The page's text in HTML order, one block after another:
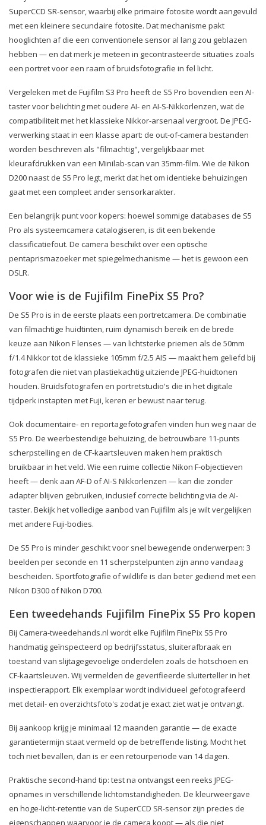
SuperCCD SR-sensor, waarbij elke primaire fotosite wordt aangevuld
met een kleinere secundaire fotosite. Dat mechanisme pakt
hooglichten af die een conventionele sensor al lang zou geblazen
hebben — en dat merk je meteen in gecontrasteerde situaties zoals
een portret voor een raam of bruidsfotografie in fel licht.
Vergeleken met de Fujifilm S3 Pro heeft de S5 Pro bovendien een AI-
taster voor belichting met oudere AI- en AI-S-Nikkorlenzen, wat de
compatibiliteit met het klassieke Nikkor-arsenaal vergroot. De JPEG-
verwerking staat in een klasse apart: de out-of-camera bestanden
worden beschreven als "filmachtig", vergelijkbaar met
kleurafdrukken van een Minilab-scan van 35mm-film. Wie de Nikon
D200 naast de S5 Pro legt, merkt dat het om identieke behuizingen
gaat met een compleet ander sensorkarakter.
Een belangrijk punt voor kopers: hoewel sommige databases de S5
Pro als systeemcamera catalogiseren, is dit een bekende
classificatiefout. De camera beschikt over een optische
pentaprismazoeker met spiegelmechanisme — het is gewoon een
DSLR.
Voor wie is de Fujifilm FinePix S5 Pro?
De S5 Pro is in de eerste plaats een portretcamera. De combinatie
van filmachtige huidtinten, ruim dynamisch bereik en de brede
keuze aan Nikon F lenses — van lichtsterke priemen als de 50mm
f/1.4 Nikkor tot de klassieke 105mm f/2.5 AIS — maakt hem geliefd bij
fotografen die niet van plastiekachtig uitziende JPEG-huidtonen
houden. Bruidsfotografen en portretstudio's die in het digitale
tijdperk instapten met Fuji, keren er bewust naar terug.
Ook documentaire- en reportagefotografen vinden hun weg naar de
S5 Pro. De weerbestendige behuizing, de betrouwbare 11-punts
scherpstelling en de CF-kaartsleuven maken hem praktisch
bruikbaar in het veld. Wie een ruime collectie Nikon F-objectieven
heeft — denk aan AF-D of AI-S Nikkorlenzen — kan die zonder
adapter blijven gebruiken, inclusief correcte belichting via de AI-
taster. Bekijk het volledige aanbod van Fujifilm als je wilt vergelijken
met andere Fuji-bodies.
De S5 Pro is minder geschikt voor snel bewegende onderwerpen: 3
beelden per seconde en 11 scherpstelpunten zijn anno vandaag
bescheiden. Sportfotografie of wildlife is dan beter gediend met een
Nikon D300 of Nikon D700.
Een tweedehands Fujifilm FinePix S5 Pro kopen
Bij Camera-tweedehands.nl wordt elke Fujifilm FinePix S5 Pro
handmatig geïnspecteerd op bedrijfsstatus, sluiterafbraak en
toestand van slijtagegevoelige onderdelen zoals de hotschoen en
CF-kaartsleuven. Wij vermelden de geverifieerde sluiterteller in het
inspectierapport. Elk exemplaar wordt individueel gefotografeerd
met detail- en overzichtsfoto's zodat je exact ziet wat je ontvangt.
Bij aankoop krijg je minimaal 12 maanden garantie — de exacte
garantietermijn staat vermeld op de betreffende listing. Mocht het
toch niet bevallen, dan is er een retourperiode van 14 dagen.
Praktische second-hand tip: test na ontvangst een reeks JPEG-
opnames in verschillende lichtomstandigheden. De kleurweergave
en hoge-licht-retentie van de SuperCCD SR-sensor zijn precies de
eigenschappen waarvoor je de camera koopt — als die niet